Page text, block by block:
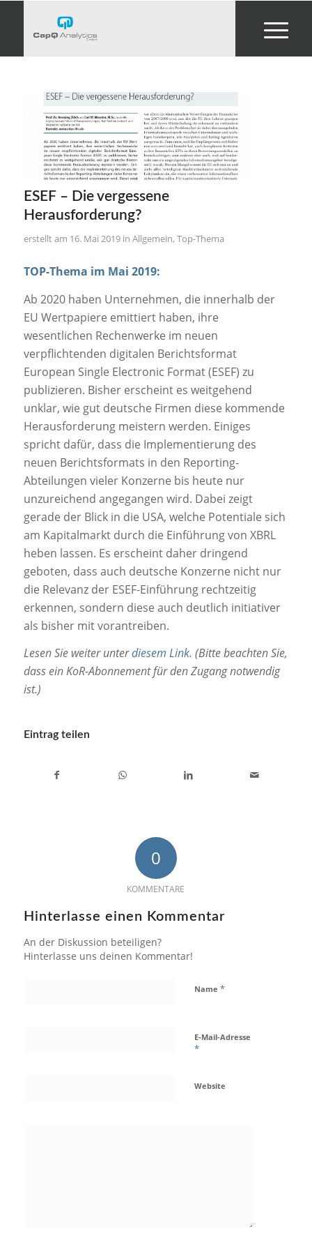
ESEF – Die vergessene
Herausforderung?
16. Mai 2019 in Allgemein, Top-Thema
TOP-Thema im Mai 2019:
Ab 2020 haben Unternehmen, die innerhalb der
EU Wertpapiere emittiert haben, ihre
wesentlichen Rechenwerke im neuen
verpflichtenden digitalen Berichtsformat
European Single Electronic Format (ESEF) zu
publizieren. Bisher erscheint es weitgehend
unklar, wie gut deutsche Firmen diese kommende
Herausforderung meistern werden. Einiges
spricht dafür, dass die Implementierung des
neuen Berichtsformats in den Reporting-
Abteilungen vieler Konzerne bis heute nur
unzureichend angegangen wird. Dabei zeigt
gerade der Blick in die USA, welche Potentiale sich
am Kapitalmarkt durch die Einführung von XBRL
heben lassen. Es erscheint daher dringend
geboten, dass auch deutsche Konzerne nicht nur
die Relevanz der ESEF-Einführung rechtzeitig
erkennen, sondern diese auch deutlich initiativer
als bisher mit vorantreiben.
Lesen Sie weiter unterdiesem Link. (Bitte beachten Sie,
dass ein KoR-Abonnement für den Zugang notwendig
ist.)
Eintrag teilen
0
KOMMENTARE
Hinterlasse einen Kommentar
An der Diskussion beteiligen?
Hinterlasse uns deinen Kommentar!
Name *
E-Mail-Adresse
*
Website